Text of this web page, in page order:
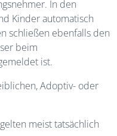
In den
Kinder automatisch
schließen ebenfalls den
beim
ist.
Adoptiv- oder
meist tatsächlich